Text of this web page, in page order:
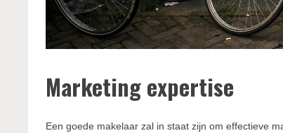
Marketing expertise
Een goede makelaar zal in staat zijn om effectieve